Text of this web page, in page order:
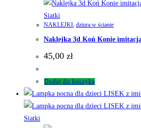
Siatki
NAKLEJKI dziura w ścianie
Naklejka 3d Koń Konie
45,00 zł
Dodaj do koszyka
Siatki